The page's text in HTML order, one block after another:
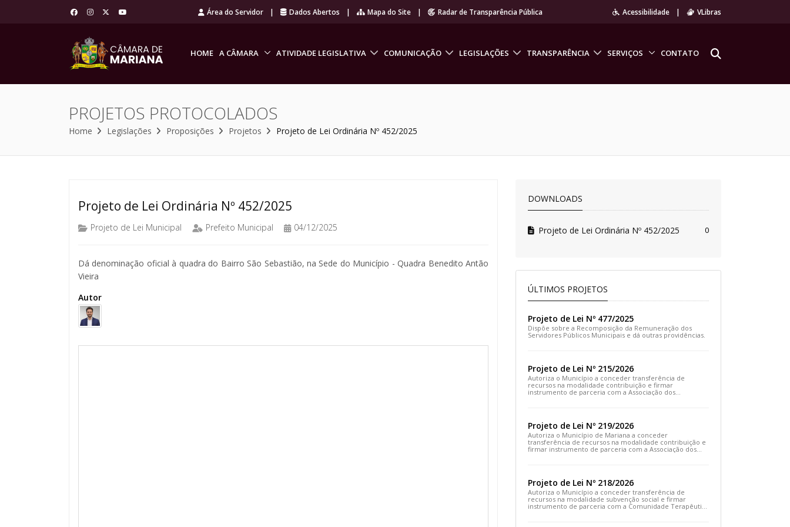
Área do Servidor | Dados Abertos | Mapa do Site | Radar de Transparência Pública Acessibilidade | VLibras
HOME A CÂMARA ATIVIDADE LEGISLATIVA COMUNICAÇÃO LEGISLAÇÕES TRANSPARÊNCIA SERVIÇOS CONTATO
PROJETOS PROTOCOLADOS
Home Legislações Proposições Projetos Projeto de Lei Ordinária Nº 452/2025
Projeto de Lei Ordinária Nº 452/2025
Projeto de Lei Municipal Prefeito Municipal 04/12/2025
Dá denominação oficial à quadra do Bairro São Sebastião, na Sede do Município - Quadra Benedito Antão
Vieira
Autor
DOWNLOADS
Projeto de Lei Ordinária Nº 452/2025 0
ÚLTIMOS PROJETOS
Projeto de Lei Nº 477/2025
Dispõe sobre a Recomposição da Remuneração dos
Servidores Públicos Municipais e dá outras providências.
Projeto de Lei Nº 215/2026
Autoriza o Município a conceder transferência de
recursos na modalidade contribuição e firmar
instrumento de parceria com a Associação dos
Projeto de Lei Nº 219/2026
Autoriza o Município de Mariana a conceder
transferência de recursos na modalidade contribuição e
firmar instrumento de parceria com a Associação dos
Projeto de Lei Nº 218/2026
Autoriza o Município a conceder transferência de
recursos na modalidade subvenção social e firmar
instrumento de parceria com a Comunidade Terapêutica